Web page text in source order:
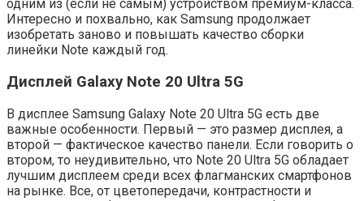
одним из (если не самым) устройством премиум-класса.
Интересно и похвально, как Samsung продолжает
изобретать заново и повышать качество сборки
линейки Note каждый год.
Дисплей Galaxy Note 20 Ultra 5G
В дисплее Samsung Galaxy Note 20 Ultra 5G есть две
важные особенности. Первый — это размер дисплея, а
второй — фактическое качество панели. Если говорить о
втором, то неудивительно, что Note 20 Ultra 5G обладает
лучшим дисплеем среди всех флагманских смартфонов
на рынке. Все, от цветопередачи, контрастности и